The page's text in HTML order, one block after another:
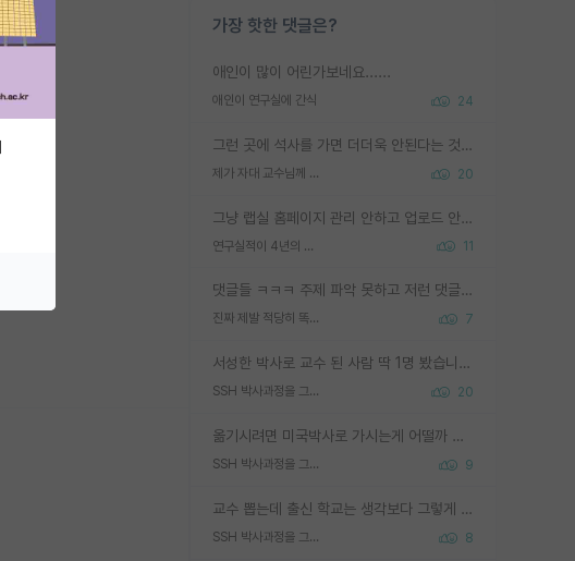
가장 핫한 댓글은?
애인이 많이 어린가보네요......
애인이 연구실에 간식 24
그런 곳에 석사를 가면 더더욱 안된다는 것을 깨달으시면 된겁니다!
제가 자대 교수님께 무례하게 행동한 걸까요? 20
그냥 랩실 홈페이지 관리 안하고 업로드 안한거 아님?
연구실적이 4년의 공백이 있는거 어떻게 생각하냐 11
댓글들 ㅋㅋㅋ 주제 파악 못하고 저런 댓글들을 쓰네. 조직에 인간이 얼마나 중요한데 걱정될 수도 있지 ㅋㅋ 본인들은 퍽이나 잘하나봐 ? 현실은 남들한테 욕 안 먹는 1인분만 하는 것도 힘들텐데 ?
진짜 제발 적당히 똑똑한 박사과정이라도 위에 있었으면.. 7
서성한 박사로 교수 된 사람 딱 1명 봤습니다. 근데 지방대 박사로 교수된 거는 기적이 일어나야되요. 서성한 학부부터여도 빡센게 교수임용일텐데 지방대박사로 무슨 교수가 되나요...... 중소기업/중견기업 팀장급/연구소장급이나 될거 같네요.
SSH 박사과정을 그만두고 지방대 박사로 옮기면 교수의 꿈은 끝일까요? 20
옮기시려면 미국박사로 가시는게 어떨까 싶네요. 교수가 꿈이면 미국박사 하고 미국교수 까지 같이 노리시는게 기회가 많지 않을까요?
SSH 박사과정을 그만두고 지방대 박사로 옮기면 교수의 꿈은 끝일까요? 9
교수 뽑는데 출신 학교는 생각보다 그렇게 안 봄. 앞으로는 더 안 보게 될거임. 박사는 어디서 진행해도 됨. 단, 제대로 쌓고 좋은 실적 만들 수 있다면. 그런데 지방대는 그럴 가능성이 지극히 낮음. 나만 열심히 잘 하면 된다? 인간은 주변 환경에 지배되는 나약한 존재임. 주변의 지방대 대학원생과 섞이고 지방 특유의 여유로움 또는 나쁘게 얘기해서 나태함에 젖어 살다보면 교수의 꿈 자체를 잊어버리게 될 가능성도 있음. 주변 환경이 70~80%임.
SSH 박사과정을 그만두고 지방대 박사로 옮기면 교수의 꿈은 끝일까요? 8